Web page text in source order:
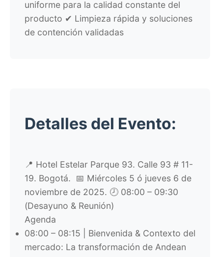
uniforme para la calidad constante del
producto ✔ Limpieza rápida y soluciones
de contención validadas
Detalles del Evento:
📍 Hotel Estelar Parque 93. Calle 93 # 11-
19. Bogotá. 📅 Miércoles 5 ó jueves 6 de
noviembre de 2025. 🕗 08:00 – 09:30
(Desayuno & Reunión)
Agenda
08:00 – 08:15 | Bienvenida & Contexto del
mercado: La transformación de Andean